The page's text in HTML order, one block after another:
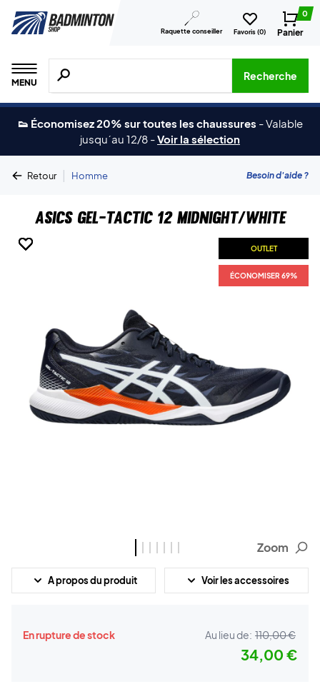
Raquette conseiller Favoris (0)
0
Panier
MENU
Recherche de produits, de marques, etc.
Recherche
👟 Économisez 20% sur toutes les chaussures -Valable
jusqu´au 12/8 -Voir la sélection
Retour | Homme Besoin d'aide ?
Asics Gel-Tactic 12 Midnight/White
OUTLET
ÉCONOMISER 69%
OUTLET
ÉCONOMISER 69%
OUTLET
ÉCONOMISER 69%
OUTLET
ÉCONOMISER 69%
OUTLET
ÉCONOMISER 69%
OUTLET
ÉCONOMISER 69%
OUTLET
ÉCONOMISER 69%
Zoom
A propos du produit Voir les accessoires
En rupture de stock Au lieu de: 110,00 €
34,00 €